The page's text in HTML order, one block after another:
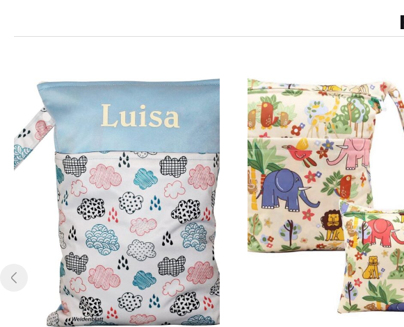
Produktinformation Das Video zeigt das verwendete Produkt.Das